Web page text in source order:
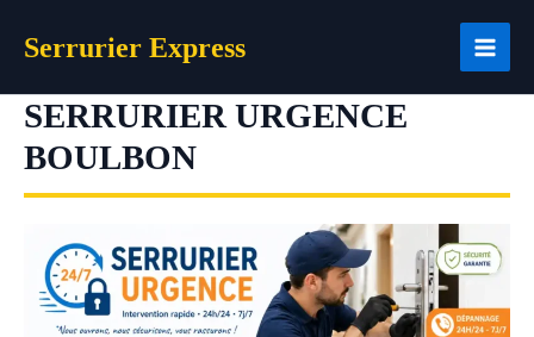
Serrurier Express
SERRURIER URGENCE
BOULBON